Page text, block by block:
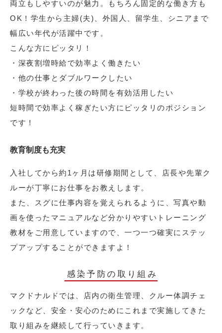
両立もしやすいのが魅力。もちろん固定的な働き方も
OK！学生から主婦(夫)、外国人、留学生、シニアまで
幅広い年代が活躍中です。
こんな方にピッタリ！
・深夜割増時給で効率よく働きたい
・他の仕事とダブルワークしたい
・学校が終わった後の時間を有効活用したい
短時間で効率よく稼ぎたい方にピッタリのポジション
です！
教育制度も充実
入社してから約1ヶ月は研修期間として、店長や先輩ク
ルーが丁寧にお仕事をお教えします。
また、スグに仕事内容を覚えられるように、写真や動
画を使ったマニュアルなど分かりやすいトレーニング
教材をご用意していますので、一つ一つ確実にステッ
プアップすることができますよ！
感染予防の取り組み
マクドナルドでは、店内の衛生管理、クルー体調チェ
ックなど、安全・安心のためにこれまで実施してきた
取り組みを継続して行っていきます。